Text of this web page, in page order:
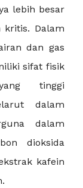
lebih besar
Dalam
dan gas
sifat fisik
tinggi
dalam
dalam
dioksida
kafein